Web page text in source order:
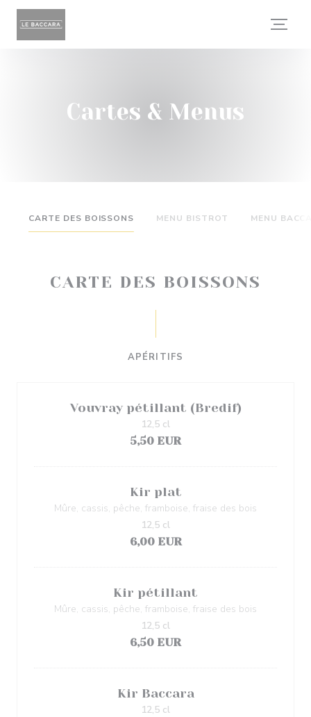
Personnalisation de vos choix en matière de cookies
Cartes & Menus
CARTE DES BOISSONS MENU BISTROT MENU
CARTE DES BOISSONS
APÉRITIFS
Vouvray pétillant (Bredif)
5,50 EUR
12,5 cl
Kir plat
Mûre, cassis, pêche, framboise, fraise des bois
6,00 EUR
12,5 cl
Kir pétillant
Mûre, cassis, pêche, framboise, fraise des bois
6,50 EUR
12,5 cl
Kir Baccara
12,5 cl